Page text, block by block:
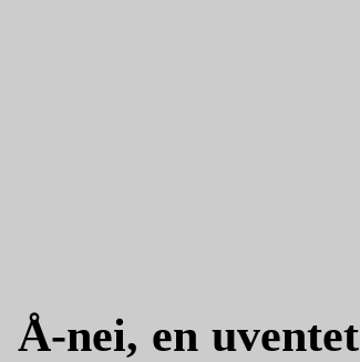
Å-nei, en uventet